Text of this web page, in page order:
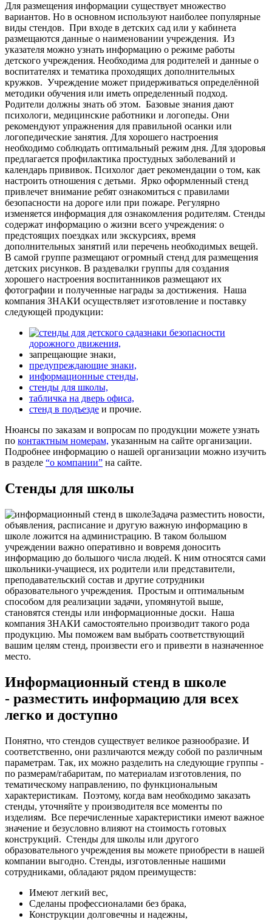
Для размещения информации существует множество
вариантов. Но в основном используют наиболее популярные
виды стендов. При входе в детских сад или у кабинета
размещаются данные о наименовании учреждения. Из
указателя можно узнать информацию о режиме работы
детского учреждения. Необходима для родителей и данные о
воспитателях и тематика проходящих дополнительных
кружков. Учреждение может придерживаться определённой
методики обучения или иметь определенный подход.
Родители должны знать об этом. Базовые знания дают
психологи, медицинские работники и логопеды. Они
рекомендуют упражнения для правильной осанки или
логопедические занятия. Для хорошего настроения
необходимо соблюдать оптимальный режим дня. Для здоровья
предлагается профилактика простудных заболеваний и
календарь прививок. Психолог дает рекомендации о том, как
настроить отношения с детьми. Ярко оформленный стенд
привлечет внимание ребят ознакомиться с правилами
безопасности на дороге или при пожаре. Регулярно
изменяется информация для ознакомления родителям. Стенды
содержат информацию о жизни всего учреждения: о
предстоящих поездках или экскурсиях, время
дополнительных занятий или перечень необходимых вещей.
В самой группе размещают огромный стенд для размещения
детских рисунков. В раздевалки группы для создания
хорошего настроения воспитанников размещают их
фотографии и полученные награды за достижения. Наша
компания ЗНАКИ осуществляет изготовление и поставку
следующей продукции:
знаки безопасности
дорожного движения,
запрещающие знаки,
предупреждающие знаки,
информационные стенды,
стенды для школы,
табличка на дверь офиса,
стенд в подъезде и прочие.
Нюансы по заказам и вопросам по продукции можете узнать
по контактным номерам, указанным на сайте организации.
Подробнее информацию о нашей организации можно изучить
в разделе “о компании” на сайте.
Стенды для школы
Задача разместить новости,
объявления, расписание и другую важную информацию в
школе ложится на администрацию. В таком большом
учреждении важно оперативно и вовремя доносить
информацию до большого числа людей. К ним относятся сами
школьники-учащиеся, их родители или представители,
преподавательский состав и другие сотрудники
образовательного учреждения. Простым и оптимальным
способом для реализации задачи, упомянутой выше,
становятся стенды или информационные доски. Наша
компания ЗНАКИ самостоятельно производит такого рода
продукцию. Мы поможем вам выбрать соответствующий
вашим целям стенд, произвести его и привезти в назначенное
место.
Информационный стенд в школе
- разместить информацию для всех
легко и доступно
Понятно, что стендов существует великое разнообразие. И
соответственно, они различаются между собой по различным
параметрам. Так, их можно разделить на следующие группы -
по размерам/габаритам, по материалам изготовления, по
тематическому направлению, по функциональным
характеристикам. Поэтому, когда вам необходимо заказать
стенды, уточняйте у производителя все моменты по
изделиям. Все перечисленные характеристики имеют важное
значение и безусловно влияют на стоимость готовых
конструкций. Стенды для школы или другого
образовательного учреждения вы можете приобрести в нашей
компании выгодно. Стенды, изготовленные нашими
сотрудниками, обладают рядом преимуществ:
Имеют легкий вес,
Сделаны профессионалами без брака,
Конструкции долговечны и надежны,